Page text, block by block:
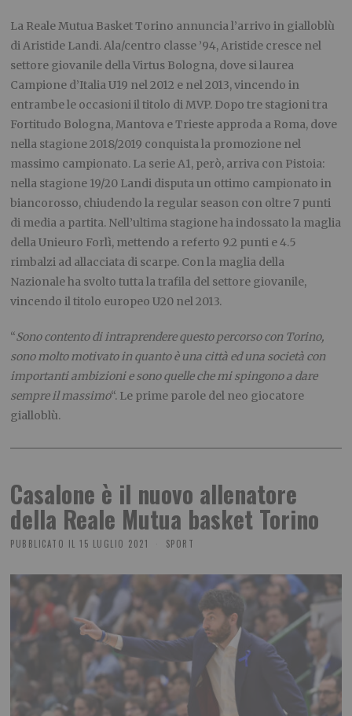
La Reale Mutua Basket Torino annuncia l’arrivo in gialloblù
di Aristide Landi. Ala/centro classe ’94, Aristide cresce nel
settore giovanile della Virtus Bologna, dove si laurea
Campione d’Italia U19 nel 2012 e nel 2013, vincendo in
entrambe le occasioni il titolo di MVP. Dopo tre stagioni tra
Fortitudo Bologna, Mantova e Trieste approda a Roma, dove
nella stagione 2018/2019 conquista la promozione nel
massimo campionato. La serie A1, però, arriva con Pistoia:
nella stagione 19/20 Landi disputa un ottimo campionato in
biancorosso, chiudendo la regular season con oltre 7 punti
di media a partita. Nell’ultima stagione ha indossato la maglia
della Unieuro Forlì, mettendo a referto 9.2 punti e 4.5
rimbalzi ad allacciata di scarpe. Con la maglia della
Nazionale ha svolto tutta la trafila del settore giovanile,
vincendo il titolo europeo U20 nel 2013.
“Sono contento di intraprendere questo percorso con Torino,
sono molto motivato in quanto è una città ed una società con
importanti ambizioni e sono quelle che mi spingono a dare
sempre il massimo“. Le prime parole del neo giocatore
gialloblù.
Casalone è il nuovo allenatore
della Reale Mutua basket Torino
PUBBLICATO IL 15 LUGLIO 2021 SPORT